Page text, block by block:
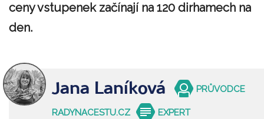
ceny vstupenek začínají na 120 dirhamech na
den.
Jana Laníková PRŮVODCE
RADYNACESTU.CZ EXPERT